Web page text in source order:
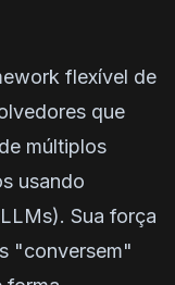
flexível de
que
múltiplos
usando
Sua força
"conversem"